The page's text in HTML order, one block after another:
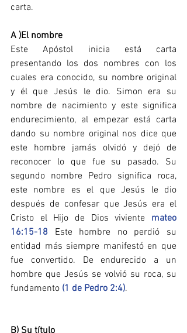
carta.
A )El nombre
Este Apóstol inicia está carta
presentando los dos nombres con los
cuales era conocido, su nombre original
y él que Jesús le dio. Simon era su
nombre de nacimiento y este significa
endurecimiento, al empezar está carta
dando su nombre original nos dice que
este hombre jamás olvidó y dejó de
reconocer lo que fue su pasado. Su
segundo nombre Pedro significa roca,
este nombre es el que Jesús le dio
después de confesar que Jesús era el
Cristo el Hijo de Dios viviente mateo
16:15-18 Este hombre no perdió su
entidad más siempre manifestó en que
fue convertido. De endurecido a un
hombre que Jesús se volvió su roca, su
fundamento (1 de Pedro 2:4).
B) Su título